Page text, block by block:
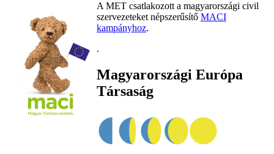
A MET csatlakozott a magyarországi civil
szervezeteket népszerűsítő MACI
kampányhoz.
.
Magyarországi Európa
Társaság